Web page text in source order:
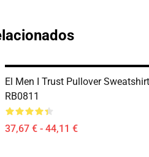
El Men I Trust Pullover Sweatshirt
RB0811
37,67 € - 44,11 €